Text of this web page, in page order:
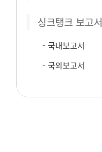
싱크탱크 보고서
국내보고서
국외보고서